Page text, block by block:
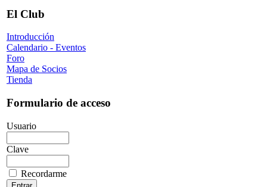
El Club
Introducción
Calendario - Eventos
Foro
Mapa de Socios
Tienda
Formulario de acceso
Usuario
Clave
Recordarme